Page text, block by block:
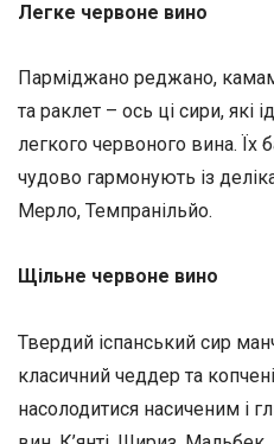
Легке червоне вино
Парміджано реджано,
та раклет – ось ці сири, які
легкого червоного вина. Їх
чудово гармонують із
Мерло, Темпранільйо.
Щільне червоне вино
Твердий іспанський сир
класичний чеддер та
насолодитися насиченим і